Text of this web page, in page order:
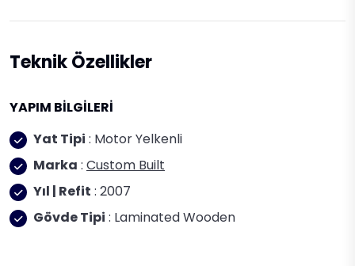
Teknik Özellikler
YAPIM BİLGİLERİ
Yat Tipi : Motor Yelkenli
Marka : Custom Built
Yıl | Refit : 2007
Gövde Tipi : Laminated Wooden